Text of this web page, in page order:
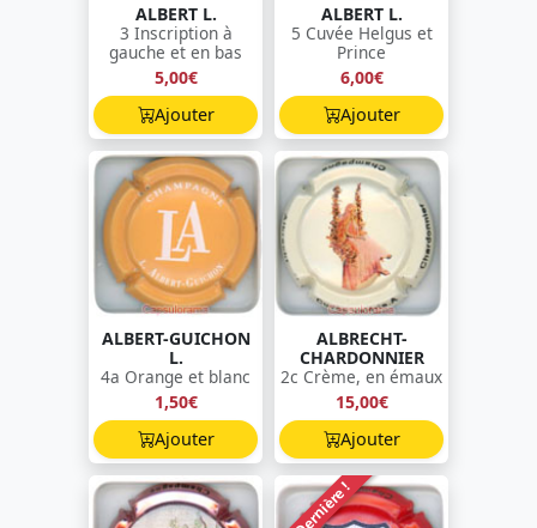
ALBERT L.
3 Inscription à
gauche et en bas
5,00€
Ajouter
ALBERT L.
5 Cuvée Helgus et
Prince
6,00€
Ajouter
ALBERT-GUICHON
L.
4a Orange et blanc
1,50€
Ajouter
ALBRECHT-
CHARDONNIER
2c Crème, en émaux
15,00€
Ajouter
Dernière !